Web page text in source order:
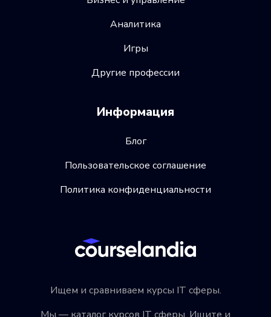
Ищем и сравниваем курсы IT сферы.
Аналитика
Игры
Другие профессии
Информация
Блог
Пользовательское соглашение
Политика конфиденциальности